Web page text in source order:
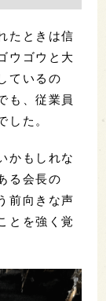
たときは信
ウゴウと大
ているの
も、従業員
した。
かもしれな
る会長の
前向きな声
とを強く覚